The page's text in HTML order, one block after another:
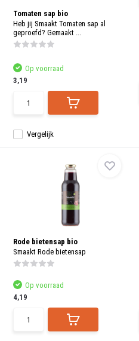
Tomaten sap bio
Heb jij Smaakt Tomaten sap al
geproefd? Gemaakt ...
Vergelijk
Op voorraad
3,19
Rode bietensap bio
Smaakt Rode bietensap
Op voorraad
4,19